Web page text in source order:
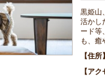
黒姫山
活かし
ード等
も、癒
住所
アク